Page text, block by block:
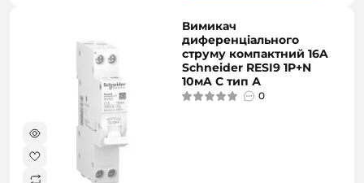
Вимикач
диференціального
струму компактний 16A
Schneider RESI9 1P+N
10мA C тип А
0